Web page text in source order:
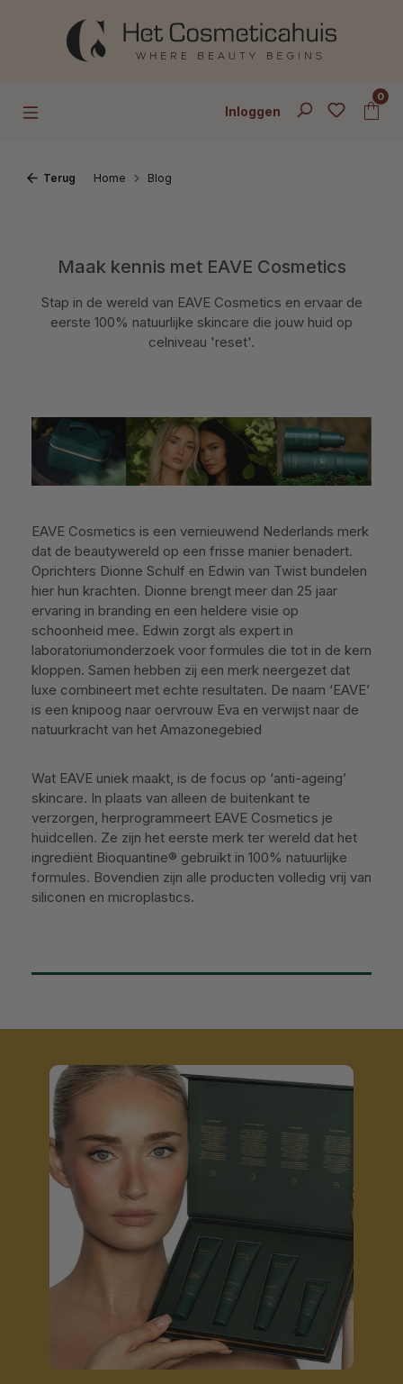
Ga naar de hoofdinhoud
Inloggen
0
Terug Home Blog
Maak kennis met EAVE Cosmetics
Stap in de wereld van EAVE Cosmetics en ervaar de
eerste 100% natuurlijke skincare die jouw huid op
celniveau 'reset'.
EAVE Cosmetics is een vernieuwend Nederlands merk
dat de beautywereld op een frisse manier benadert.
Oprichters Dionne Schulf en Edwin van Twist bundelen
hier hun krachten. Dionne brengt meer dan 25 jaar
ervaring in branding en een heldere visie op
schoonheid mee. Edwin zorgt als expert in
laboratoriumonderzoek voor formules die tot in de kern
kloppen. Samen hebben zij een merk neergezet dat
luxe combineert met echte resultaten. De naam ‘EAVE’
is een knipoog naar oervrouw Eva en verwijst naar de
natuurkracht van het Amazonegebied
Wat EAVE uniek maakt, is de focus op ‘anti-ageing’
skincare. In plaats van alleen de buitenkant te
verzorgen, herprogrammeert EAVE Cosmetics je
huidcellen. Ze zijn het eerste merk ter wereld dat het
ingrediënt Bioquantine® gebruikt in 100% natuurlijke
formules. Bovendien zijn alle producten volledig vrij van
siliconen en microplastics.